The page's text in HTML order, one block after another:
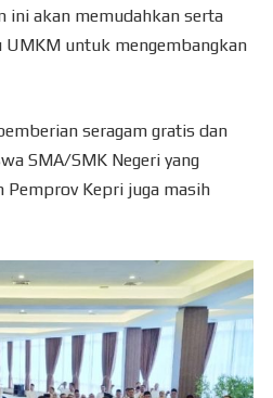
ini akan memudahkan serta
UMKM untuk mengembangkan
seragam gratis dan
SMA/SMK Negeri yang
Pemprov Kepri juga masih